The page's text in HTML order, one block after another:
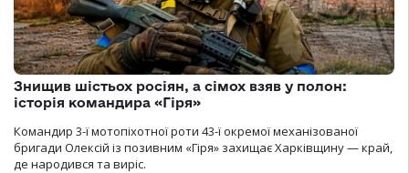
Знищив шістьох росіян, а сімох взяв у полон:
історія командира «Гіря»
Командир 3-ї мотопіхотної роти 43-ї окремої механізованої
бригади Олексій із позивним «Гіря» захищає Харківщину — край,
де народився та виріс.